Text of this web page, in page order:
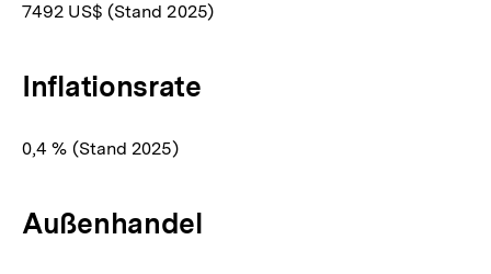
7492 US$ (Stand 2025)
Inflationsrate
0,4 % (Stand 2025)
Außenhandel